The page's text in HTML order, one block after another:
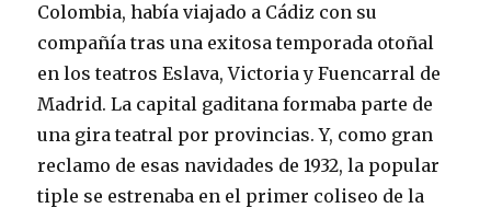
Colombia, había viajado a Cádiz con su
compañía tras una exitosa temporada otoñal
en los teatros Eslava, Victoria y Fuencarral de
Madrid. La capital gaditana formaba parte de
una gira teatral por provincias. Y, como gran
reclamo de esas navidades de 1932, la popular
tiple se estrenaba en el primer coliseo de la